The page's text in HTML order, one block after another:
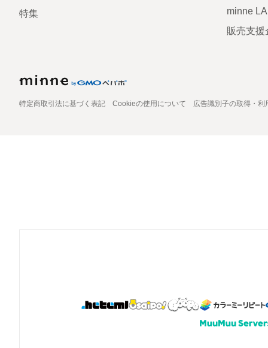
特集
minne
販売支援
特定商取引法に基づく表記 Cookieの使用について 広告識別子の取得・利